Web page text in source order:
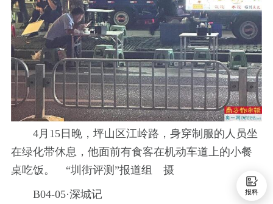
4月15日晚，坪山区江岭路，身穿制服的人员坐
在绿化带休息，他面前有食客在机动车道上的小餐
桌吃饭。 “圳街评测”报道组 摄
B04-05·深城记
报料